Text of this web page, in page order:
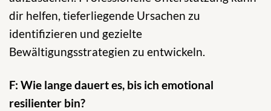
dir helfen, tieferliegende Ursachen zu
identifizieren und gezielte
Bewältigungsstrategien zu entwickeln.
F: Wie lange dauert es, bis ich emotional
resilienter bin?